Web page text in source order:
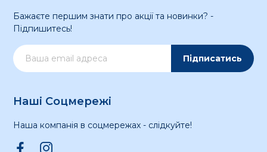
Бажаєте першим знати про акції та новинки? -
Підпишитесь!
Підписатись
Наші Соцмережі
Наша компанія в соцмережах - слідкуйте!